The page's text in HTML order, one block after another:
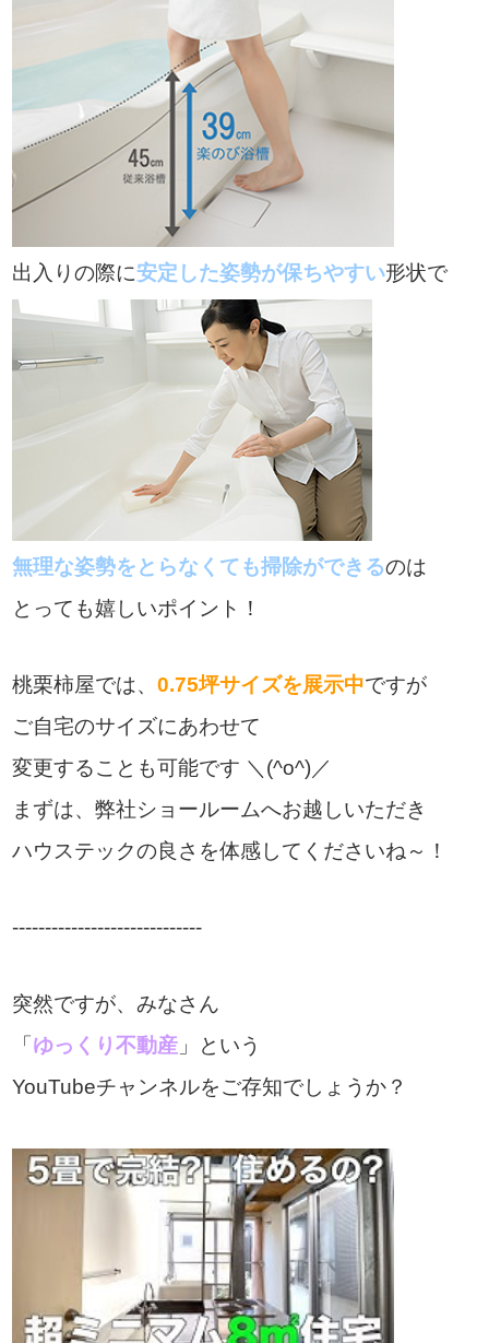
出入りの際に安定した姿勢が保ちやすい形状で
無理な姿勢をとらなくても掃除ができるのは
とっても嬉しいポイント！
桃栗柿屋では、0.75坪サイズを展示中ですが
ご自宅のサイズにあわせて
変更することも可能です ＼(^o^)／
まずは、弊社ショールームへお越しいただき
ハウステックの良さを体感してくださいね～！
-----------------------------
突然ですが、みなさん
「 ゆっくり不動産 」という
YouTubeチャンネルをご存知でしょうか？